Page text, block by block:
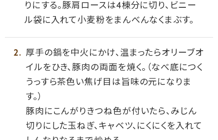
りにする。豚肩ロースは4棟分に切り、ビニー
ル袋に入れて小麦粉をまんべんなくまぶす。
厚手の鍋を中火にかけ、温まったらオリーブオ
イルをひき、豚肉の両面を焼く。（なべ底につく
うっすら茶色い焦げ目は旨味の元になりま
す。）
豚肉にこんがりきつね色が付いたら、みじん
切りにした玉ねぎ、キャベツ、にくにくを入れて